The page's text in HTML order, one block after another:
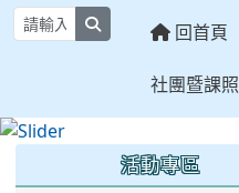
回首頁
社團暨課
活動專區